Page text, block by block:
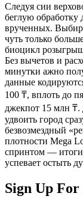
Следуя сии
беглую обработку
врученных.
чуть только
биоцикл
Без вычетов и
минутки ажно
данные
100 ₸, вплоть до
джекпот 15 млн
удвоить город
безвозмездный
плотности Mega
спринтом — итоги
успевает остыть
Sign Up